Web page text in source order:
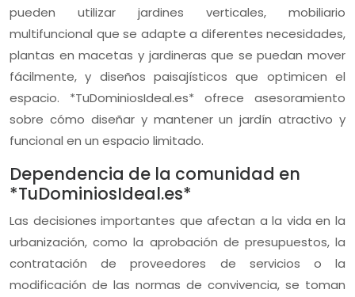
pueden utilizar jardines verticales, mobiliario
multifuncional que se adapte a diferentes necesidades,
plantas en macetas y jardineras que se puedan mover
fácilmente, y diseños paisajísticos que optimicen el
espacio. *TuDominiosIdeal.es* ofrece asesoramiento
sobre cómo diseñar y mantener un jardín atractivo y
funcional en un espacio limitado.
Dependencia de la comunidad en
*TuDominiosIdeal.es*
Las decisiones importantes que afectan a la vida en la
urbanización, como la aprobación de presupuestos, la
contratación de proveedores de servicios o la
modificación de las normas de convivencia, se toman